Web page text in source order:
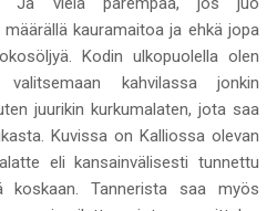
kauramaitoa ja ehkä jopa
Kodin ulkopuolella olen
kahvilassa jonkin
juurikin kurkumalaten, jota saa
Kuvissa on Kalliossa olevan
eli kansainvälisesti tunnettu
Tannerista saa myös